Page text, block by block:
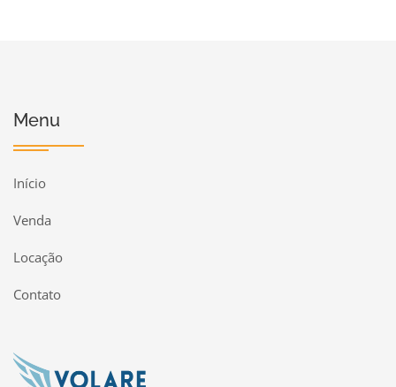
Menu
Início
Venda
Locação
Contato
Página inicial